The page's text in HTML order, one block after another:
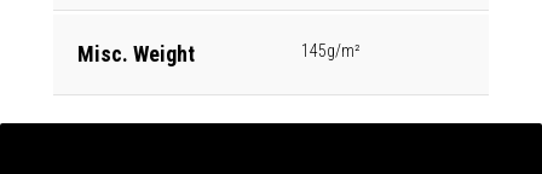
Misc. Weight 145g/m²